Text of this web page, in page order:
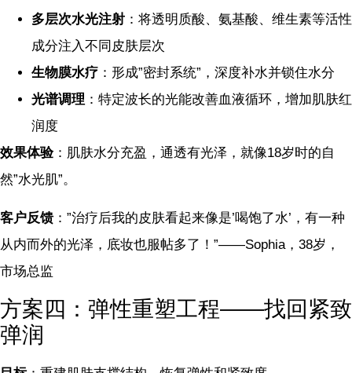
多层次水光注射 ：将透明质酸、氨基酸、维生素等活性
成分注入不同皮肤层次
生物膜水疗 ：形成”密封系统”，深度补水并锁住水分
光谱调理 ：特定波长的光能改善血液循环，增加肌肤红
润度
效果体验：肌肤水分充盈，通透有光泽，就像18岁时的自
然”水光肌”。
客户反馈：”治疗后我的皮肤看起来像是’喝饱了水’，有一种
从内而外的光泽，底妆也服帖多了！”——Sophia，38岁，
市场总监
方案四：弹性重塑工程——找回紧致
弹润